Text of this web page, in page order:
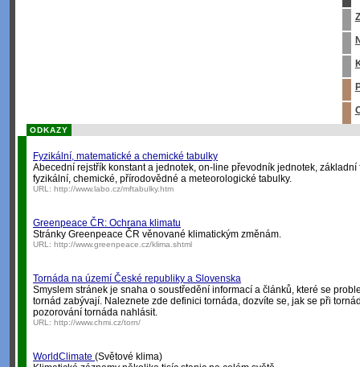
ODKAZY
Fyzikální, matematické a chemické tabulky
Abecední rejstřík konstant a jednotek, on-line převodník jednotek, základní
fyzikální, chemické, přírodovědné a meteorologické tabulky.
URL: http://www.labo.cz/mftabulky.htm
Greenpeace ČR: Ochrana klimatu
Stránky Greenpeace ČR věnované klimatickým změnám.
URL: http://www.greenpeace.cz/klima.shtml
Tornáda na území České republiky a Slovenska
Smyslem stránek je snaha o soustředění informací a článků, které se
tornád zabývají. Naleznete zde definici tornáda, dozvíte se, jak se při
pozorování tornáda nahlásit.
URL: http://www.chmi.cz/torn/
WorldClimate (Světové klima)